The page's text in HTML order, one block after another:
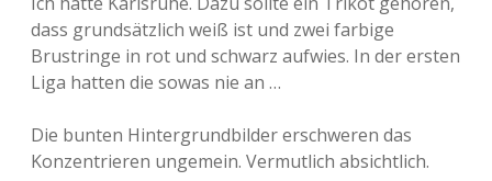
dass grundsätzlich weiß ist und zwei farbige
Brustringe in rot und schwarz aufwies. In der ersten
Liga hatten die sowas nie an …
Die bunten Hintergrundbilder erschweren das
Konzentrieren ungemein. Vermutlich absichtlich.